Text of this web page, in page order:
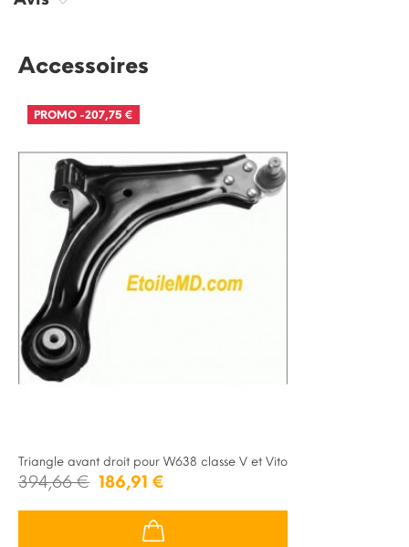
Accessoires
PROMO -207,75 €
Triangle avant droit pour W638 classe V et Vito
394,66 € 186,91 €